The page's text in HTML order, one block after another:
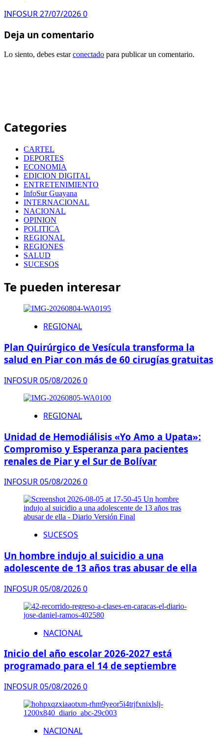
INFOSUR27/07/20260
Deja un comentario
Lo siento, debes estarconectado para publicar un comentario.
Categories
CARTEL
DEPORTES
ECONOMIA
EDICION DIGITAL
ENTRETENIMIENTO
InfoSur Guayana
INTERNACIONAL
NACIONAL
OPINION
POLITICA
REGIONAL
REGIONES
SALUD
SUCESOS
Te pueden interesar
REGIONAL
Plan Quirúrgico de Vesícula transforma la
salud en Piar con más de 60 cirugías gratuitas
INFOSUR05/08/20260
REGIONAL
Unidad de Hemodiálisis «Yo Amo a Upata»:
Compromiso y Esperanza para pacientes
renales de Piar y el Sur de Bolívar
INFOSUR05/08/20260
SUCESOS
Un hombre indujo al suicidio a una
adolescente de 13 años tras abusar de ella
INFOSUR05/08/20260
NACIONAL
Inicio del año escolar 2026-2027 está
programado para el 14 de septiembre
INFOSUR05/08/20260
NACIONAL